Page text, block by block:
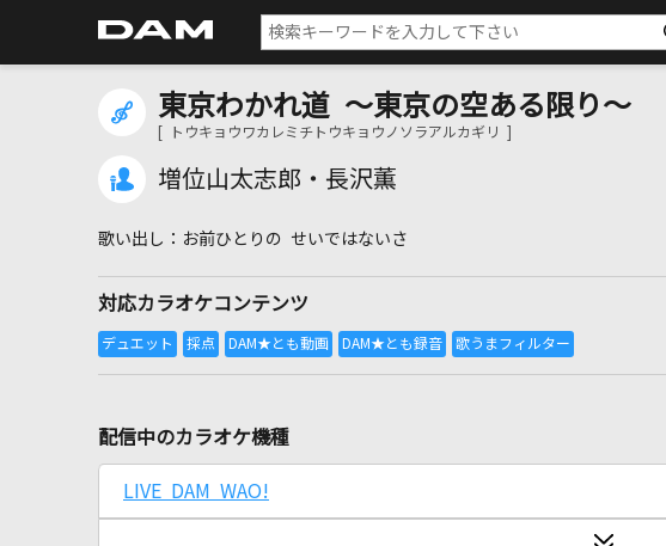
東京わかれ道 ～東京の空ある限り～
[ トウキョウワカレミチトウキョウノソラアルカギリ ]
増位山太志郎・長沢薫
お前ひとりの せいではないさ
対応カラオケコンテンツ
配信中のカラオケ機種
LIVE DAM WAO!